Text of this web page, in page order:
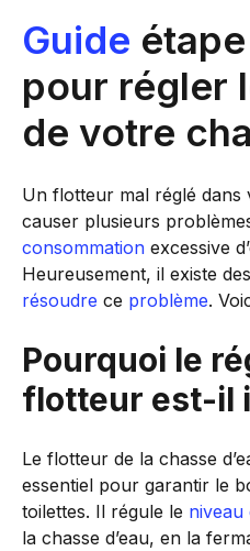
Guide
pour régler
de votre
Un flotteur mal réglé dans
causer plusieurs
consommation excessive
Heureusement, il existe
résoudre ce problème.
Pourquoi le
flotteur est-il
Le flotteur de la chasse
essentiel pour garantir le
toilettes. Il régule le niveau
la chasse d’eau, en la